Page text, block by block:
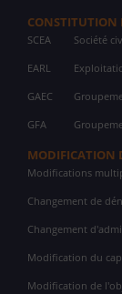
CONSTITUTION
SCEA Société
EARL
GAEC
GFA
MODIFICATION
Modifications
Changement de
Changement
Modification du
Modification de